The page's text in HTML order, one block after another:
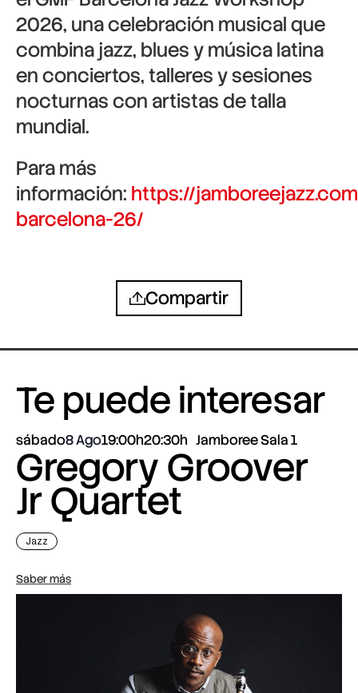
2026, una celebración musical que
combina jazz, blues y música latina
en conciertos, talleres y sesiones
nocturnas con artistas de talla
mundial.
Para más
información: https://
barcelona-26/
Compartir
Te puede interesar
sábado8 Ago19:00h20:30h Jamboree Sala 1
Gregory Groover
Jr Quartet
Jazz
Saber más